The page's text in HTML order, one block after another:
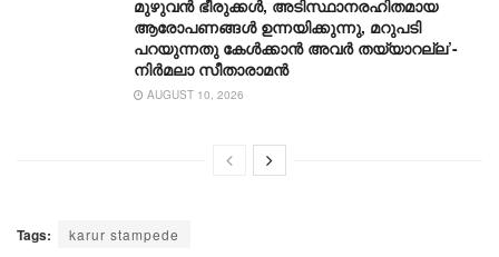
മുഴുവൻ ഭീരുക്കൾ, അടിസ്ഥാനരഹിതമായ
ആരോപണങ്ങൾ ഉന്നയിക്കുന്നു, മറുപടി
പറയുന്നതു കേൾക്കാൻ അവർ തയ്യാറല്ല’-
നിർമലാ സീതാരാമൻ
AUGUST 10, 2026
Tags: karur stampede